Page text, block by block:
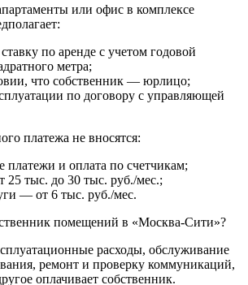
или офис в комплексе
по аренде с учетом годовой
метра;
что собственник — юрлицо;
по договору с управляющей
платежа не вносятся:
платежи и оплата по счетчикам;
25 тыс. до 30 тыс. руб./мес.;
— от 6 тыс. руб./мес.
помещений в «Москва-Сити»?
расходы, обслуживание
ремонт и проверку коммуникаций,
оплачивает собственник.